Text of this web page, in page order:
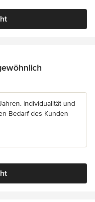
Sternen
Individualität und
Bedarf des Kunden